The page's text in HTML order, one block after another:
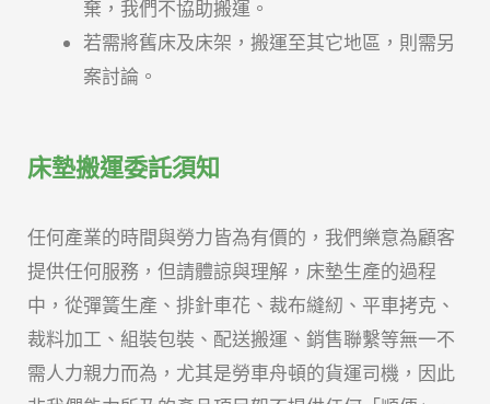
棄，我們不協助搬運。
若需將舊床及床架，搬運至其它地區，則需另
案討論。
床墊搬運委託須知
任何產業的時間與勞力皆為有價的，我們樂意為顧客
提供任何服務，但請體諒與理解，床墊生產的過程
中，從彈簧生產、排針車花、裁布縫紉、平車拷克、
裁料加工、組裝包裝、配送搬運、銷售聯繫等無一不
需人力親力而為，尤其是勞車舟頓的貨運司機，因此